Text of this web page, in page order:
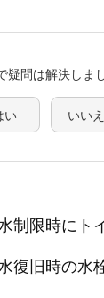
疑問は解決しま
い いいえ
制限時にト
復旧時の水